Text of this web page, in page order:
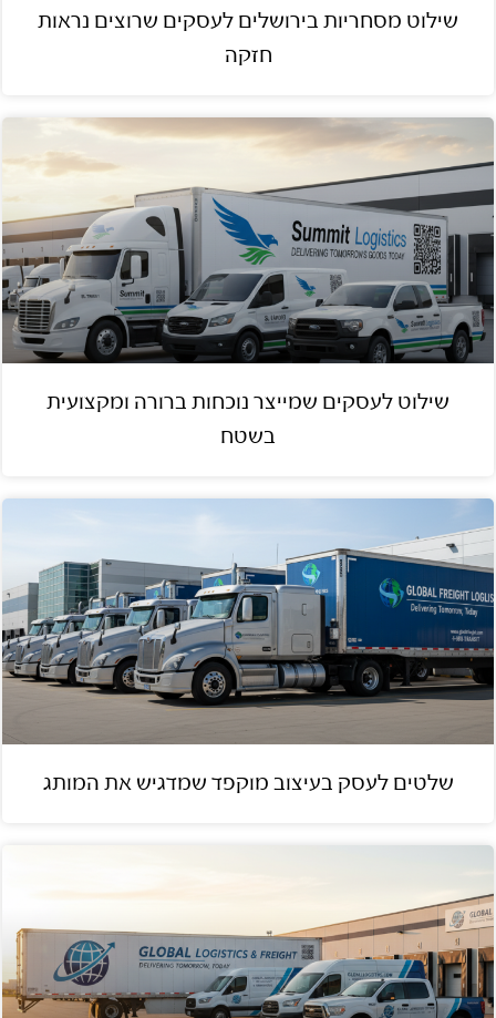
שילוט מסחריות בירושלים לעסקים שרוצים נראות
חזקה
שילוט לעסקים שמייצר נוכחות ברורה ומקצועית
בשטח
שלטים לעסק בעיצוב מוקפד שמדגיש את המותג